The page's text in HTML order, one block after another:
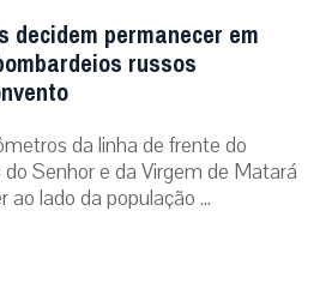
permanecer em
russos
da linha de frente do
Senhor e da Virgem de Matará
lado da população ...